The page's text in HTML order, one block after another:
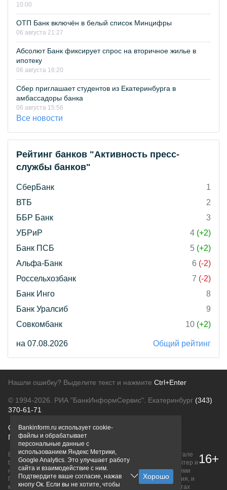
10:00
ОТП Банк включён в белый список Минцифры
06 августа 21:27
Абсолют Банк фиксирует спрос на вторичное жилье в
ипотеку
06 августа 16:20
Сбер приглашает студентов из Екатеринбурга в
амбассадоры банка
06 августа 15:56
Все новости
Рейтинг банков "Активность пресс-
службы банков"
СберБанк
1
ВТБ
2
ББР Банк
3
УБРиР
4 (+2)
Банк ПСБ
5 (+2)
Альфа-Банк
6 (-2)
Россельхозбанк
7 (-2)
Банк Инго
8
Банк Уралсиб
9
Совкомбанк
10 (+2)
на 07.08.2026 Общий рейтинг
Нашли ошибку? Выделите текст и нажмите Ctrl+Enter
© 1994-2026. РИА "БанкИнформСервис". Екатеринбург (343)
370-61-71
О проектеПолитика конфиденциальности
Правовая информацияДля рекламодателей
Вся информация о продуктах банков, размещенная на портале
bankinform.ru, носит исключительно ознакомительный характер и
не является публичной офертой, определяемой положениями
ГК РФ. Информация не содержит точного и полного описания, и
может быть изменена. Конечные условия уточняйте на сайтах
16+
Bankinform.ru использует cookie-
файлы и обрабатывает
персональные данные с
использованием Яндекс Метрики,
Google Analytics. Это улучшает работу
сайта и взаимодействие с ним.
Подтвердите ваше согласие, нажав
кнопу Ок. Если вы не хотите, чтобы